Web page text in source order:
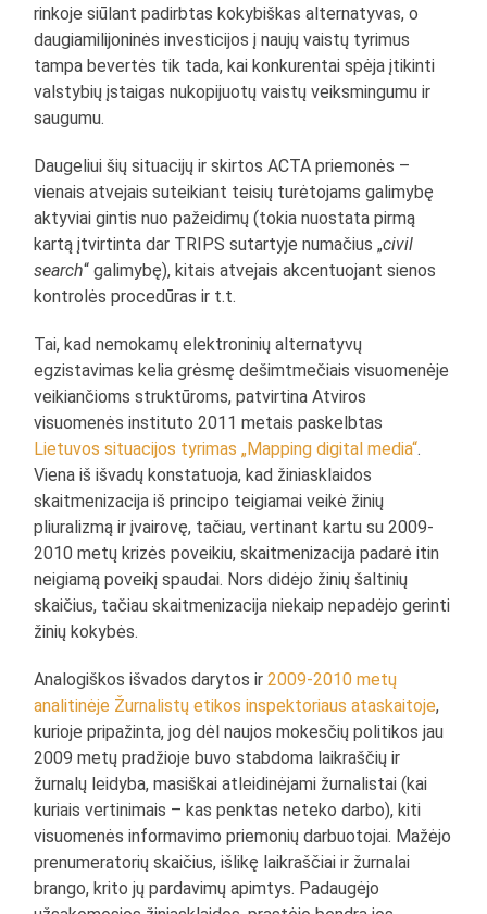
rinkoje siūlant padirbtas kokybiškas alternatyvas, o
daugiamilijoninės investicijos į naujų vaistų tyrimus
tampa bevertės tik tada, kai konkurentai spėja įtikinti
valstybių įstaigas nukopijuotų vaistų veiksmingumu ir
saugumu.
Daugeliui šių situacijų ir skirtos ACTA priemonės –
vienais atvejais suteikiant teisių turėtojams galimybę
aktyviai gintis nuo pažeidimų (tokia nuostata pirmą
kartą įtvirtinta dar TRIPS sutartyje numačius „civil
search“ galimybę), kitais atvejais akcentuojant sienos
kontrolės procedūras ir t.t.
Tai, kad nemokamų elektroninių alternatyvų
egzistavimas kelia grėsmę dešimtmečiais visuomenėje
veikiančioms struktūroms, patvirtina Atviros
visuomenės instituto 2011 metais paskelbtas
Lietuvos situacijos tyrimas „Mapping digital media“.
Viena iš išvadų konstatuoja, kad žiniasklaidos
skaitmenizacija iš principo teigiamai veikė žinių
pliuralizmą ir įvairovę, tačiau, vertinant kartu su 2009-
2010 metų krizės poveikiu, skaitmenizacija padarė itin
neigiamą poveikį spaudai. Nors didėjo žinių šaltinių
skaičius, tačiau skaitmenizacija niekaip nepadėjo gerinti
žinių kokybės.
Analogiškos išvados darytos ir2009-2010 metų
analitinėje Žurnalistų etikos inspektoriaus ataskaitoje,
kurioje pripažinta, jog dėl naujos mokesčių politikos jau
2009 metų pradžioje buvo stabdoma laikraščių ir
žurnalų leidyba, masiškai atleidinėjami žurnalistai (kai
kuriais vertinimais – kas penktas neteko darbo), kiti
visuomenės informavimo priemonių darbuotojai. Mažėjo
prenumeratorių skaičius, išlikę laikraščiai ir žurnalai
brango, krito jų pardavimų apimtys. Padaugėjo